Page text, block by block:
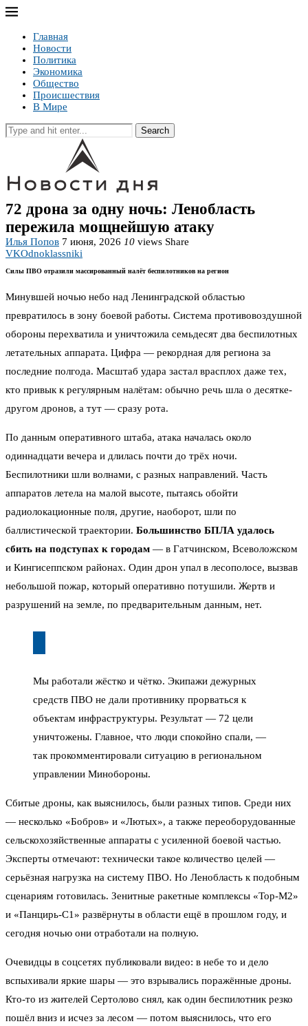
Главная
Новости
Политика
Экономика
Общество
Происшествия
В Мире
Search
72 дрона за одну ночь: Ленобласть
пережила мощнейшую атаку
Илья Попов 7 июня, 2026 10 views Share
VKOdnoklassniki
Силы ПВО отразили массированный налёт беспилотников на регион
Минувшей ночью небо над Ленинградской областью
превратилось в зону боевой работы. Система противовоздушной
обороны перехватила и уничтожила семьдесят два беспилотных
летательных аппарата. Цифра — рекордная для региона за
последние полгода. Масштаб удара застал врасплох даже тех,
кто привык к регулярным налётам: обычно речь шла о десятке-
другом дронов, а тут — сразу рота.
По данным оперативного штаба, атака началась около
одиннадцати вечера и длилась почти до трёх ночи.
Беспилотники шли волнами, с разных направлений. Часть
аппаратов летела на малой высоте, пытаясь обойти
радиолокационные поля, другие, наоборот, шли по
баллистической траектории. Большинство БПЛА удалось
сбить на подступах к городам — в Гатчинском, Всеволожском
и Кингисеппском районах. Один дрон упал в лесополосе, вызвав
небольшой пожар, который оперативно потушили. Жертв и
разрушений на земле, по предварительным данным, нет.
Мы работали жёстко и чётко. Экипажи дежурных
средств ПВО не дали противнику прорваться к
объектам инфраструктуры. Результат — 72 цели
уничтожены. Главное, что люди спокойно спали, —
так прокомментировали ситуацию в региональном
управлении Минобороны.
Сбитые дроны, как выяснилось, были разных типов. Среди них
— несколько «Бобров» и «Лютых», а также переоборудованные
сельскохозяйственные аппараты с усиленной боевой частью.
Эксперты отмечают: технически такое количество целей —
серьёзная нагрузка на систему ПВО. Но Ленобласть к подобным
сценариям готовилась. Зенитные ракетные комплексы «Тор-М2»
и «Панцирь-С1» развёрнуты в области ещё в прошлом году, и
сегодня ночью они отработали на полную.
Очевидцы в соцсетях публиковали видео: в небе то и дело
вспыхивали яркие шары — это взрывались поражённые дроны.
Кто-то из жителей Сертолово снял, как один беспилотник резко
пошёл вниз и исчез за лесом — потом выяснилось, что его